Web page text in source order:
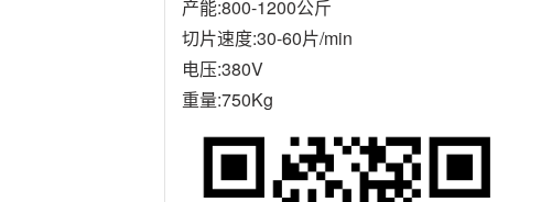
产能:800-1200公斤
切片速度:30-60片/min
电压:380V
重量:750Kg